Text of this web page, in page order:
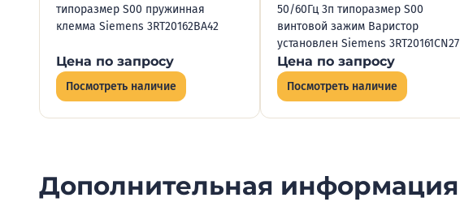
типоразмер S00 пружинная
клемма Siemens 3RT20162BA42
Цена по запросу
Посмотреть наличие
50/60Гц 3п типоразмер S00
винтовой зажим Варистор
установлен Siemens 3RT20161CN27
Цена по запросу
Посмотреть наличие
Дополнительная информация